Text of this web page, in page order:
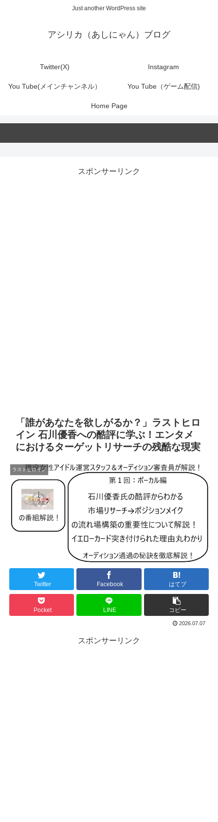
Just another WordPress site
アシリカ（あしにゃん）ブログ
Twitter(X) Instagram
You Tube(メインチャンネル） You Tube（ゲーム配信)
Home Page
スポンサーリンク
「誰があなたを欲しがるか？」ラストヒロ
イン 石川優香への酷評に学ぶ！エンタメ
におけるターゲットリサーチの残酷な現実
ラストヒロイン
Twitter Facebook はてブ
Pocket LINE コピー
2026.07.07
スポンサーリンク